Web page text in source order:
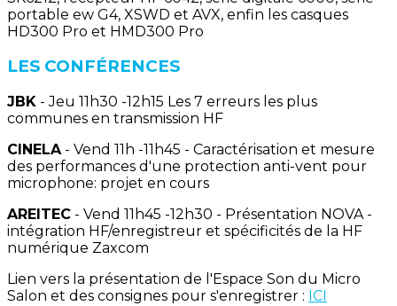
portable ew G4, XSWD et AVX, enfin les casques
HD300 Pro et HMD300 Pro
LES CONFÉRENCES
JBK - Jeu 11h30 -12h15 Les 7 erreurs les plus
communes en transmission HF
CINELA- Vend 11h -11h45 - Caractérisation et mesure
des performances d'une protection anti-vent pour
microphone: projet en cours
AREITEC - Vend 11h45 -12h30 - Présentation NOVA -
intégration HF/enregistreur et spécificités de la HF
numérique Zaxcom
Lien vers la présentation de l'Espace Son du Micro
Salon et des consignes pour s'enregistrer : ICI